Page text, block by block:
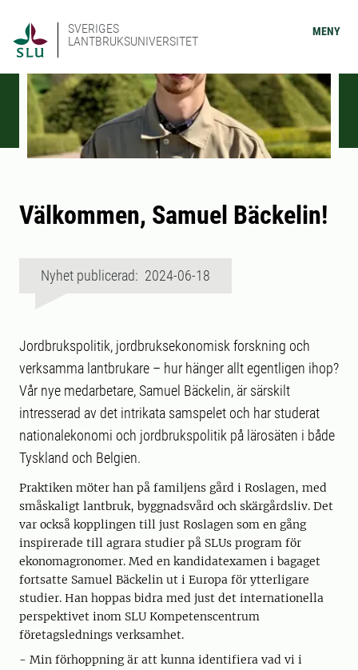
SVERIGES
LANTBRUKSUNIVERSITET
MENY
Välkommen, Samuel Bäckelin!
Nyhet publicerad: 2024-06-18
Jordbrukspolitik, jordbruksekonomisk forskning och
verksamma lantbrukare – hur hänger allt egentligen ihop?
Vår nye medarbetare, Samuel Bäckelin, är särskilt
intresserad av det intrikata samspelet och har studerat
nationalekonomi och jordbrukspolitik på lärosäten i både
Tyskland och Belgien.
Praktiken möter han på familjens gård i Roslagen, med
småskaligt lantbruk, byggnadsvård och skärgårdsliv. Det
var också kopplingen till just Roslagen som en gång
inspirerade till agrara studier på SLUs program för
ekonomagronomer. Med en kandidatexamen i bagaget
fortsatte Samuel Bäckelin ut i Europa för ytterligare
studier. Han hoppas bidra med just det internationella
perspektivet inom SLU Kompetenscentrum
företagslednings verksamhet.
- Min förhoppning är att kunna identifiera vad vi i